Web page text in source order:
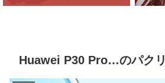
Huawei P30 Pro…のパクリ